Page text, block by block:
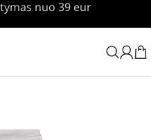
nuo 39 eur